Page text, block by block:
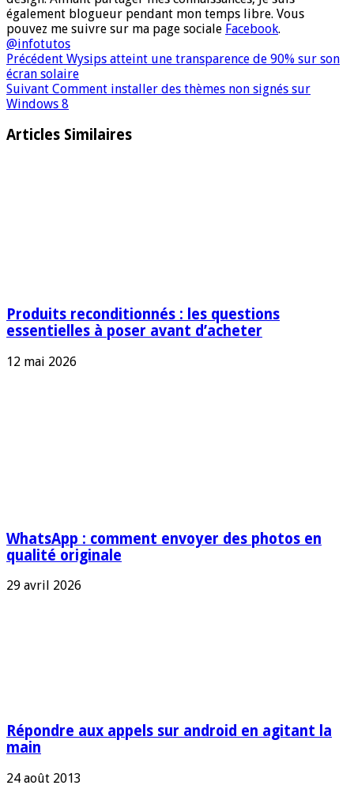
également blogueur pendant mon temps libre. Vous
pouvez me suivre sur ma page sociale Facebook.
@infotutos
Précédent Wysips atteint une transparence de 90% sur son
écran solaire
Suivant Comment installer des thèmes non signés sur
Windows 8
Articles Similaires
Produits reconditionnés : les questions
essentielles à poser avant d’acheter
12 mai 2026
WhatsApp : comment envoyer des photos en
qualité originale
29 avril 2026
Répondre aux appels sur android en agitant la
main
24 août 2013